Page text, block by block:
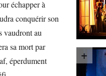
échapper à
conquérir son
vaudront au
sa mort par
éperdument